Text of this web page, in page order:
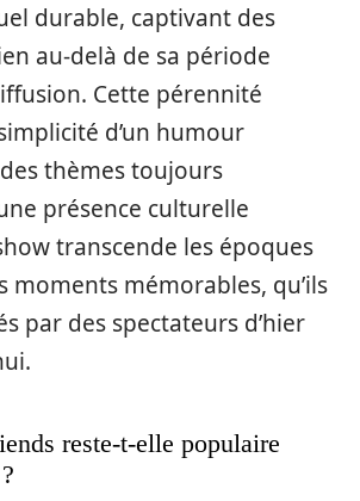
durable, captivant des
au-delà de sa période
Cette pérennité
d’un humour
thèmes toujours
présence culturelle
transcende les époques
moments mémorables, qu’ils
par des spectateurs d’hier
reste-t-elle populaire